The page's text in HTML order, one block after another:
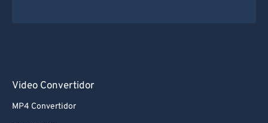
Video Convertidor
MP4 Convertidor